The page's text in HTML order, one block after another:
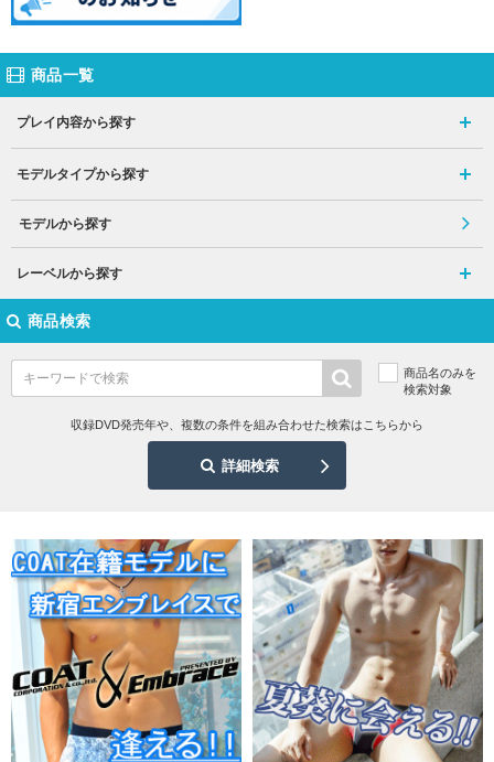
商品一覧
プレイ内容から探す
モデルタイプから探す
モデルから探す
レーベルから探す
商品検索
商品名のみを
検索対象
収録DVD発売年や、複数の条件を組み合わせた検索はこちらから
詳細検索